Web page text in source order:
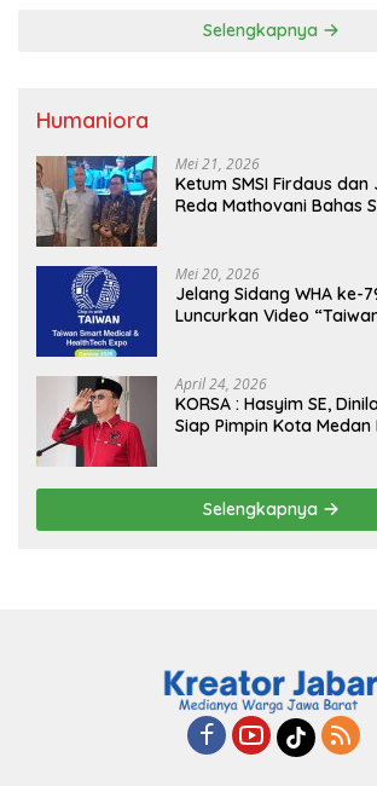
Selengkapnya
Humaniora
Mei 21, 2026
Ketum SMSI Firdaus dan
Reda Mathovani Bahas
MBG, Perkuat
Pemerintah
Mei 20, 2026
Jelang Sidang WHA ke-
Luncurkan Video
April 24, 2026
KORSA : Hasyim SE,
Siap Pimpin Kota Medan
Selengkapnya